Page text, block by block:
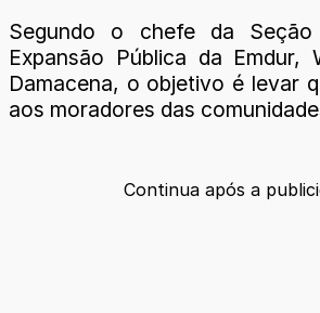
Segundo o chefe da
Expansão Pública da Emdur,
Damacena, o objetivo é levar
aos moradores das
Continua após a